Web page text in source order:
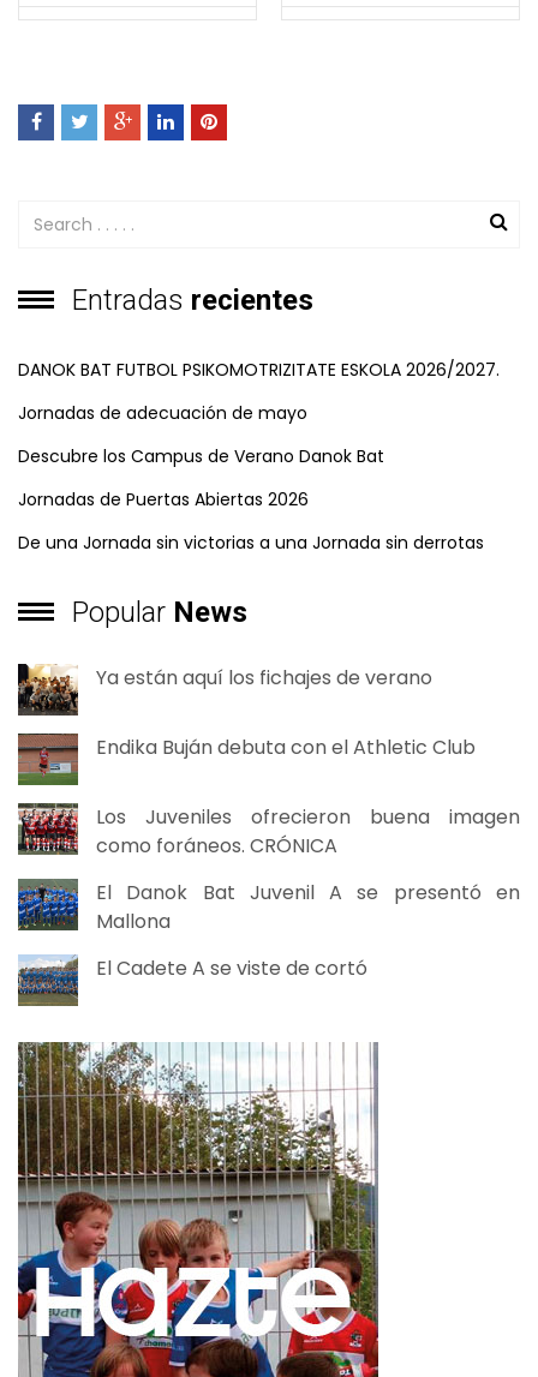
Entradas recientes
DANOK BAT FUTBOL PSIKOMOTRIZITATE ESKOLA 2026/2027.
Jornadas de adecuación de mayo
Descubre los Campus de Verano Danok Bat
Jornadas de Puertas Abiertas 2026
De una Jornada sin victorias a una Jornada sin derrotas
Popular News
Ya están aquí los fichajes de verano
Endika Buján debuta con el Athletic Club
Los Juveniles ofrecieron buena imagen
como foráneos. CRÓNICA
El Danok Bat Juvenil A se presentó en
Mallona
El Cadete A se viste de cortó